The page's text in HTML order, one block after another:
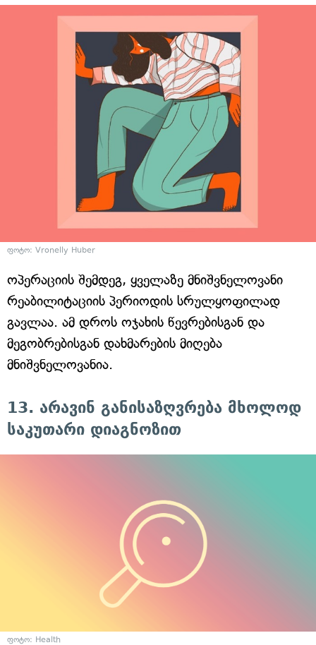
ფოტო: Vronelly Huber
ოპერაციის შემდეგ, ყველაზე მნიშვნელოვანი
რეაბილიტაციის პერიოდის სრულყოფილად
გავლაა. ამ დროს ოჯახის წევრებისგან და
მეგობრებისგან დახმარების მიღება
მნიშვნელოვანია.
13. არავინ განისაზღვრება მხოლოდ
საკუთარი დიაგნოზით
ფოტო: Health